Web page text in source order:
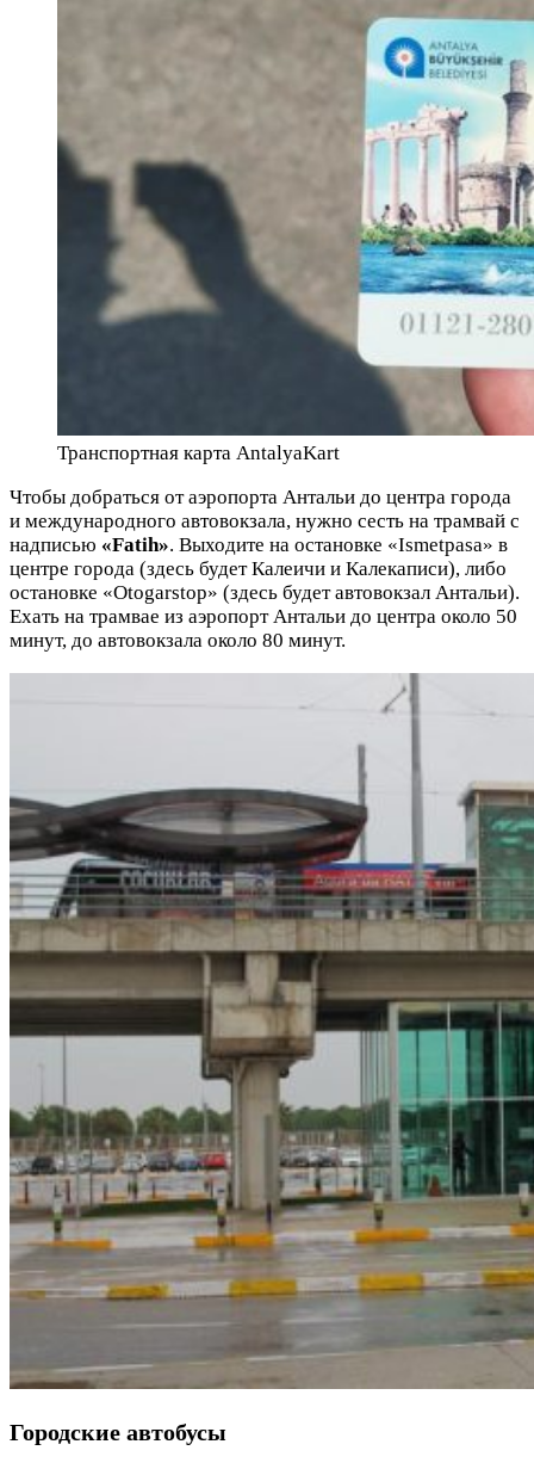
Транспортная карта AntalyaKart
Чтобы добраться от аэропорта Антальи до центра города
и международного автовокзала, нужно сесть на трамвай с
надписью «Fatih». Выходите на остановке «Ismetpasa» в
центре города (здесь будет Калеичи и Калекаписи), либо
остановке «Otogarstop» (здесь будет автовокзал Антальи).
Ехать на трамвае из аэропорт Антальи до центра около 50
минут, до автовокзала около 80 минут.
Городские автобусы